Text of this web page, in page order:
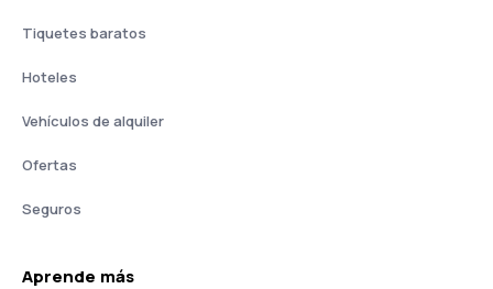
Tiquetes baratos
Hoteles
Vehículos de alquiler
Ofertas
Seguros
Aprende más